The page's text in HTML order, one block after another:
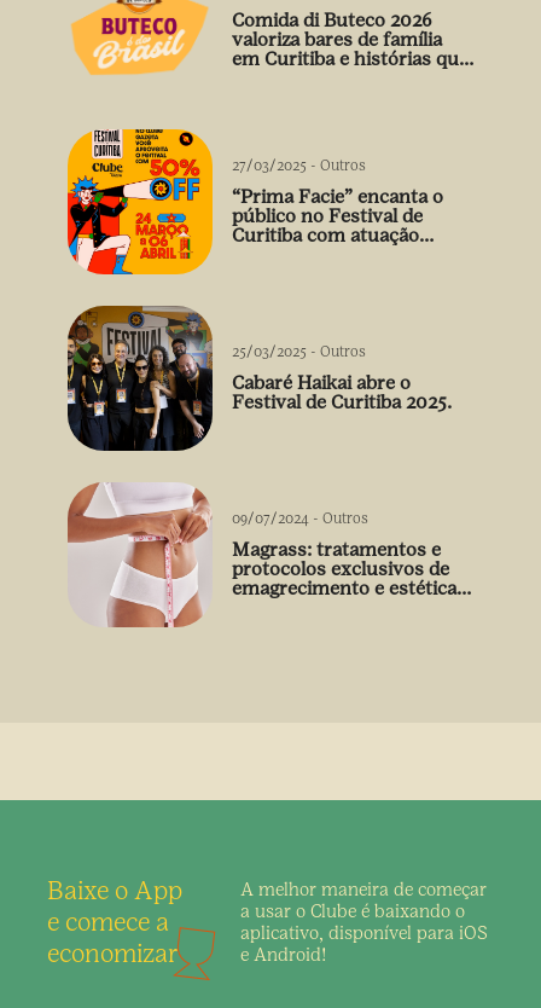
Comida di Buteco 2026
valoriza bares de família
em Curitiba e histórias que
27/03/2025 - Outros
“Prima Facie” encanta o
público no Festival de
Curitiba com atuação
25/03/2025 - Outros
Cabaré Haikai abre o
Festival de Curitiba 2025.
09/07/2024 - Outros
Magrass: tratamentos e
protocolos exclusivos de
emagrecimento e estética
Baixe o App
e comece a
economizar
A melhor maneira de começar
a usar o Clube é baixando o
aplicativo, disponível para iOS
e Android!